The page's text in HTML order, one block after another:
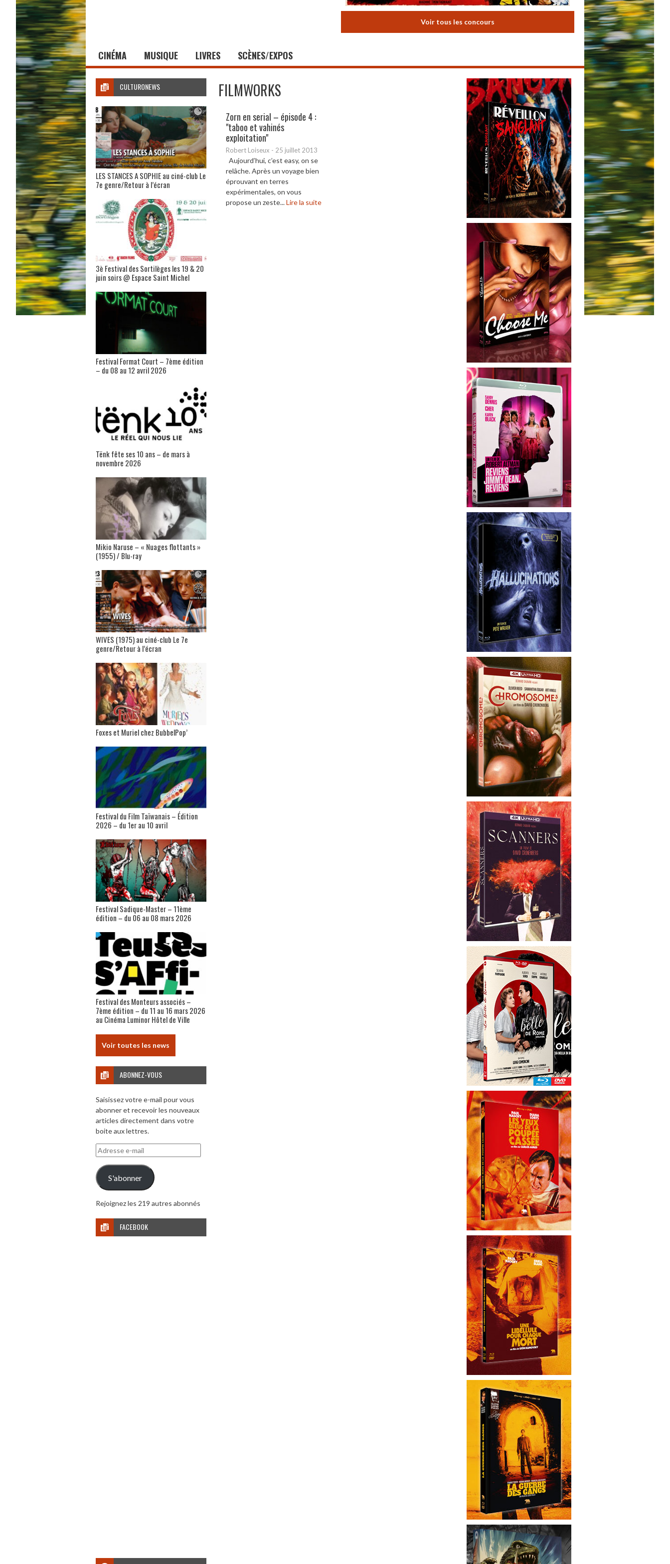
Voir tous les concours
CINÉMA MUSIQUE LIVRES SCÈNES/EXPOS
FILMWORKS
Zorn en serial – épisode 4 :
"taboo et vahinés
exploitation"
Robert Loiseux - 25 juillet 2013
Aujourd’hui, c’est easy, on se
relâche. Après un voyage bien
éprouvant en terres
expérimentales, on vous
propose un zeste...Lire la suite
CULTURONEWS
LES STANCES A SOPHIE au ciné-club Le
7e genre/Retour à l’écran
3è Festival des Sortilèges les 19 & 20
juin soirs @ Espace Saint Michel
Festival Format Court – 7ème édition
– du 08 au 12 avril 2026
Tënk fête ses 10 ans – de mars à
novembre 2026
Mikio Naruse – « Nuages flottants »
(1955) / Blu-ray
WIVES (1975) au ciné-club Le 7e
genre/Retour à l’écran
Foxes et Muriel chez BubbelPop’
Festival du Film Taïwanais – Édition
2026 – du 1er au 10 avril
Festival Sadique-Master – 11ème
édition – du 06 au 08 mars 2026
Festival des Monteurs associés –
7ème édition – du 11 au 16 mars 2026
au Cinéma Luminor Hôtel de Ville
Voir toutes les news
ABONNEZ-VOUS
Saisissez votre e-mail pour vous
abonner et recevoir les nouveaux
articles directement dans votre
boite aux lettres.
Adresse
e-
mail
S'abonner
Rejoignez les 219 autres abonnés
FACEBOOK